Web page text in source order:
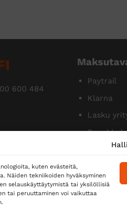
kuten evästeitä,
Näiden tekniikoiden hyväksyminen
selauskäyttäytymistä tai yksilöllisiä
tai peruuttaminen voi vaikuttaa
600 484
yli 200 €
Paytrail
Klarna
Lasku